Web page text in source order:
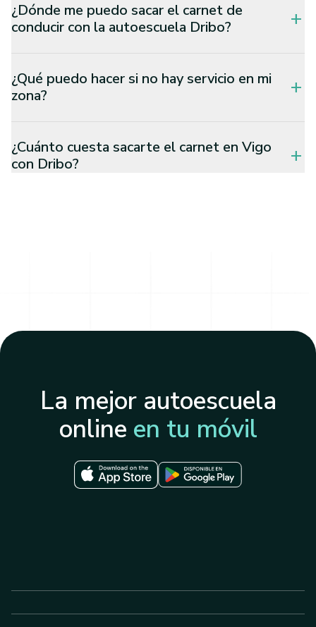
¿Dónde me puedo sacar el carnet de
conducir con la autoescuela Dribo?
add
¿Qué puedo hacer si no hay servicio en mi
zona?
add
¿Cuánto cuesta sacarte el carnet en Vigo
con Dribo?
add
La mejor autoescuela
online en tu móvil